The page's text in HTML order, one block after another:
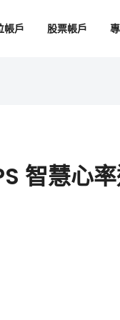
帳戶 股票帳戶
智慧心